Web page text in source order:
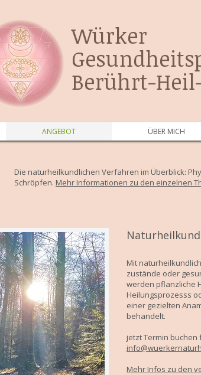
Berührt-
ANGEBOT ÜBER MICH
Die naturheilkundlichen Verfahren im Überblick:
Schröpfen. Mehr Informationen zu den einzelnen
Mit
zustände oder
werden pflanzliche
Heilungsprozesss
einer gezielten
behandelt.
jetzt Termin
Mehr Infos zu den